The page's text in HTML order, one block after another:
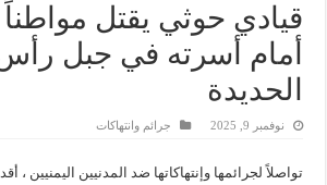
قيادي حوثي يقتل مواطناً
أمام أسرته في جبل
الحديدة
نوفمبر 9, 2025 جرائم وانتهاكات
تواصلاً لجرائمها وإنتهاكاتها ضد المدنيين اليمنيين ،